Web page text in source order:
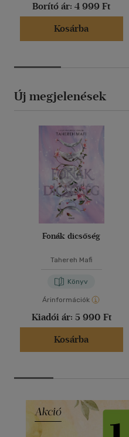
Borító ár: 4 999 Ft
Kosárba
Új megjelenések
Fonák dicsőség
Tahereh Mafi
Könyv
Árinformációk
Kiadói ár: 5 990 Ft
Kosárba